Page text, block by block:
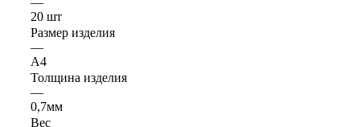
20 шт
Размер изделия
—
А4
Толщина изделия
—
0,7мм
Вес